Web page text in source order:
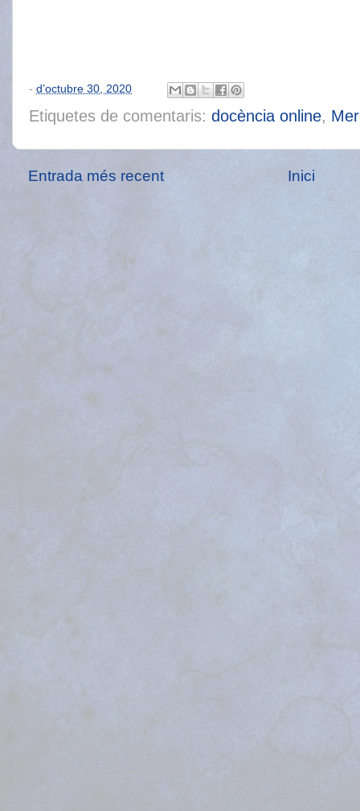
- d’octubre 30, 2020
Etiquetes de comentaris: docència online,
Entrada més recent Inici